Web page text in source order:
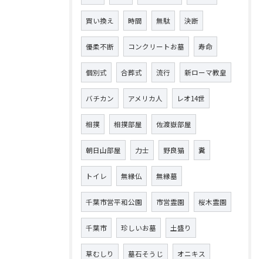
買い換え 時間 無駄 決断
優柔不断 コンクリートお墓 寿命
個別式 合葬式 流行 新ローマ教皇
バチカン アメリカ人 レオ14世
相撲 相撲部屋 佐渡嶽部屋
朝日山部屋 力士 野良猫 糞
トイレ 無縁仏 無縁墓
千葉市営平和公園 市営霊園 桜木霊園
千葉市 珍しいお墓 土盛り
草むしり 墓石そうじ オニキス